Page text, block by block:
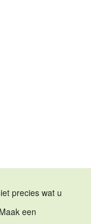
precies wat u
een